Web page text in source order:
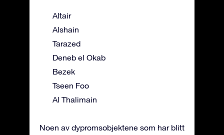
Altair
Alshain
Tarazed
Deneb el Okab
Bezek
Tseen Foo
Al Thalimain
Noen av dypromsobjektene som har blitt